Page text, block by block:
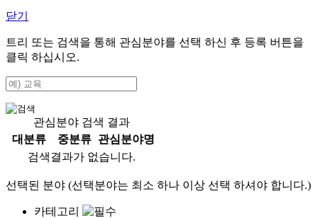
닫기
트리 또는 검색을 통해 관심분야를 선택 하신 후 등록 버튼을
클릭 하십시오.
관심분야 검색 결과
대분류
중분류
관심분야명
검색결과가 없습니다.
선택된 분야 (선택분야는 최소 하나 이상 선택 하셔야 합니다.)
카테고리